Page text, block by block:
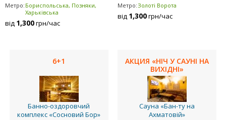
Метро: Бориспольська, Позняки,
Харьківська
від 1,300грн/час
Метро:Золоті Ворота
від 1,300грн/час
6+1
Банно-оздоровчий
комплекс «Сосновий Бор»
АКЦИЯ «НІЧ У САУНІ НА
ВИХІДНІ»
Сауна «Бан-ту на
Ахматовій»